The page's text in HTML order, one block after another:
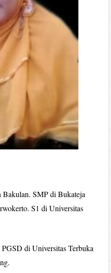
Bakulan. SMP di Bukateja
S1 di Universitas
di Universitas Terbuka